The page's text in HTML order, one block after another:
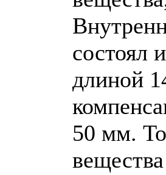
состоял
длиной
50 мм.